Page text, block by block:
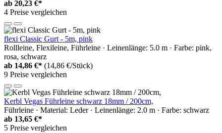
ab 20,23 €*
4 Preise vergleichen
flexi Classic Gurt - 5m, pink
Rollleine, Flexileine, Führleine · Leinenlänge: 5.0 m · Farbe: pink,
rosa, schwarz
ab 14,86 €* (14,86 €/Stück)
9 Preise vergleichen
Kerbl Vegas Führleine schwarz 18mm / 200cm,
Führleine · Material: Leder · Leinenlänge: 2.0 m · Farbe: schwarz
ab 13,65 €*
5 Preise vergleichen